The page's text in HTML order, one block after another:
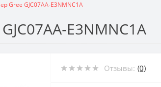
Gree GJC07AA-E3NMNC1A
E3NMNC1A
Отзывы: (0)